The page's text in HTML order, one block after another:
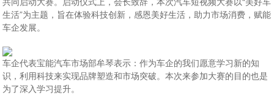
生活”为主题，旨在体验科技创新，感恩美好生活，助力市场消费，赋能
车企发展。
车企代表宝能汽车市场部牟琴表示：作为车企的我们愿意学习新的知
识，利用科技来实现品牌塑造和市场突破。本次来参加大赛的目的也是
为了深入学习提升。